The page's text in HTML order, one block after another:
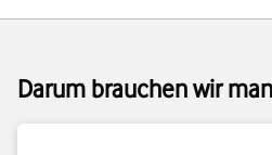
Darum brauchen wir